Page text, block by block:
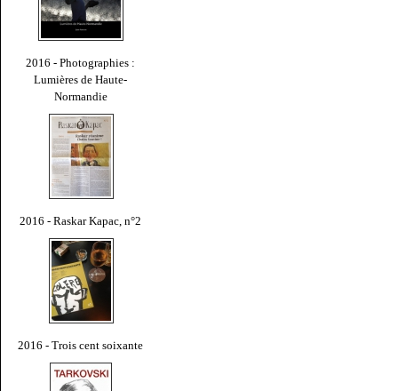
2016 - Photographies :
Lumières de Haute-
Normandie
2016 - Raskar Kapac, n°2
2016 - Trois cent soixante